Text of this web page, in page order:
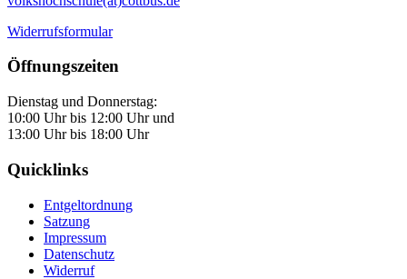
Widerrufsformular
Öffnungszeiten
Dienstag und Donnerstag:
10:00 Uhr bis 12:00 Uhr und
13:00 Uhr bis 18:00 Uhr
Quicklinks
Entgeltordnung
Satzung
Impressum
Datenschutz
Widerruf